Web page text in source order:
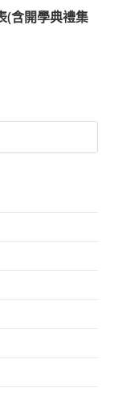
(含開學典禮集